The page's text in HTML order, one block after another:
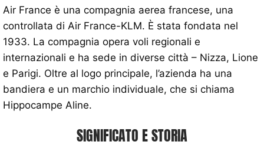
Air France è una compagnia aerea francese, una
controllata di Air France-KLM. È stata fondata nel
1933. La compagnia opera voli regionali e
internazionali e ha sede in diverse città – Nizza, Lione
e Parigi. Oltre al logo principale, l’azienda ha una
bandiera e un marchio individuale, che si chiama
Hippocampe Aline.
SIGNIFICATO E STORIA